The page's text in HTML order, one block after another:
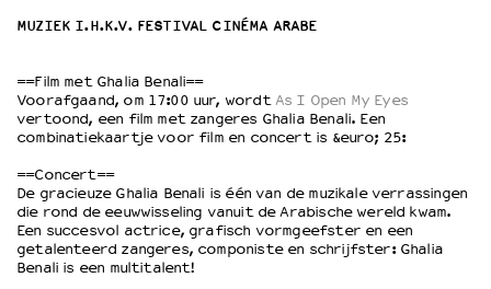
PLAN JE BEZOEK
Bereikbaarheid
Kaartverkoop
EDUCATIE
Schoolvoorstellingen
Filmprogramma’s Primair Onderwijs
Filmprogramma’s VO/MBO
MUZIEK I.H.K.V. FESTIVAL CINÉMA ARABE
==Film met Ghalia Benali==
Voorafgaand, om 17:00 uur, wordtAs I Open My Eyes
vertoond, een film met zangeres Ghalia Benali. Een
combinatiekaartje voor film en concert is &euro; 25:
==Concert==
De gracieuze Ghalia Benali is één van de muzikale verrassingen
die rond de eeuwwisseling vanuit de Arabische wereld kwam.
Een succesvol actrice, grafisch vormgeefster en een
getalenteerd zangeres, componiste en schrijfster: Ghalia
Benali is een multitalent!